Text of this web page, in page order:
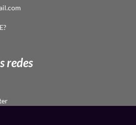
redes